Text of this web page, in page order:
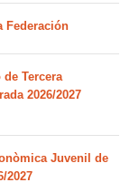
Federación
Tercera
2026/2027
Juvenil de
2027